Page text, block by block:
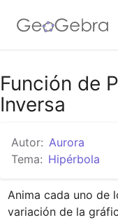
Google Classroom
Función de
Inversa
Autor: Aurora
Tema: Hipérbola
Anima cada uno de
variación de la